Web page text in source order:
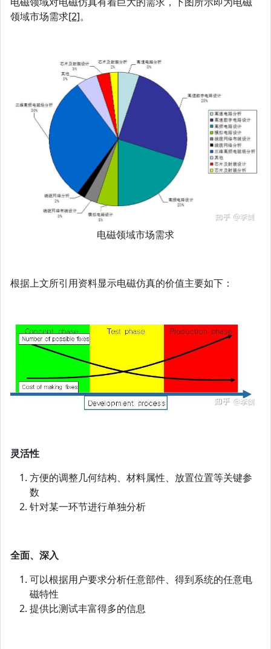
领域市场需求[2]。
电磁领域市场需求
根据上文所引用资料显示电磁仿真的价值主要如下：
灵活性
方便的调整几何结构、材料属性、放置位置等关键参
数
针对某一环节进行单独分析
全面、深入
可以根据用户要求分析任意部件、得到系统的任意电
磁特性
提供比测试丰富得多的信息